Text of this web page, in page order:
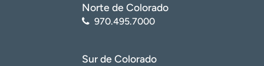
Norte de Colorado
970.495.7000
Sur de Colorado